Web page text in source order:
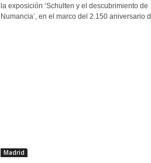
la exposición ‘Schulten y el descubrimiento de
Numancia’, en el marco del 2.150 aniversario
Madrid